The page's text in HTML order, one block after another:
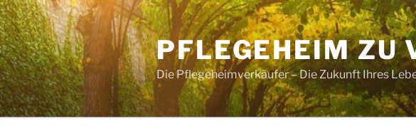
Zum
Inhalt
springen
PFLEGEHEIM ZU
Die Pflegeheimverkäufer – Die Zukunft Ihres